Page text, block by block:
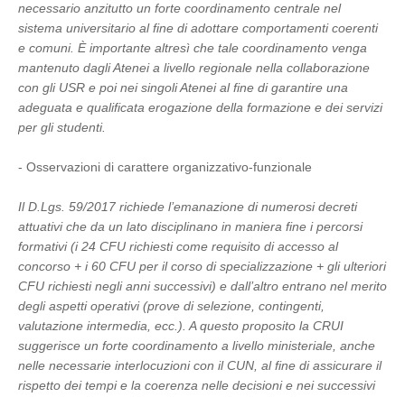
necessario anzitutto un forte coordinamento centrale nel
sistema universitario al fine di adottare comportamenti coerenti
e comuni. È importante altresì che tale coordinamento venga
mantenuto dagli Atenei a livello regionale nella collaborazione
con gli USR e poi nei singoli Atenei al fine di garantire una
adeguata e qualificata erogazione della formazione e dei servizi
per gli studenti.
- Osservazioni di carattere organizzativo-funzionale
Il D.Lgs. 59/2017 richiede l’emanazione di numerosi decreti
attuativi che da un lato disciplinano in maniera fine i percorsi
formativi (i 24 CFU richiesti come requisito di accesso al
concorso + i 60 CFU per il corso di specializzazione + gli ulteriori
CFU richiesti negli anni successivi) e dall’altro entrano nel merito
degli aspetti operativi (prove di selezione, contingenti,
valutazione intermedia, ecc.). A questo proposito la CRUI
suggerisce un forte coordinamento a livello ministeriale, anche
nelle necessarie interlocuzioni con il CUN, al fine di assicurare il
rispetto dei tempi e la coerenza nelle decisioni e nei successivi